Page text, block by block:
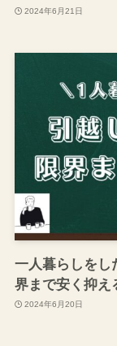
2024年6月21日
一人暮らしをし
界まで安く抑え
2024年6月20日